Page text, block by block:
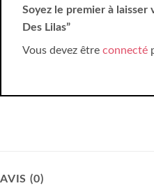
Soyez le premier à laisser
Des Lilas”
Vous devez être connecté
AVIS (0)